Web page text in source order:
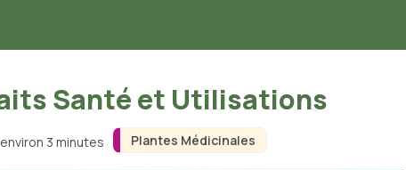
Plantes Médicinales
Santé et Utilisations
3 minutes